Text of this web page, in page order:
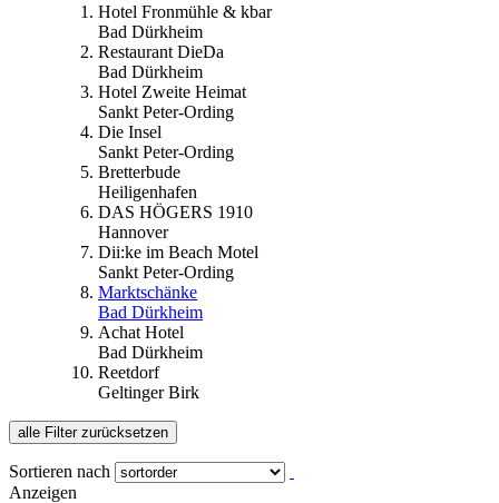
Hotel Fronmühle & kbar
Bad Dürkheim
Restaurant DieDa
Bad Dürkheim
Hotel Zweite Heimat
Sankt Peter-Ording
Die Insel
Sankt Peter-Ording
Bretterbude
Heiligenhafen
DAS HÖGERS 1910
Hannover
Dii:ke im Beach Motel
Sankt Peter-Ording
Marktschänke
Bad Dürkheim
Achat Hotel
Bad Dürkheim
Reetdorf
Geltinger Birk
alle Filter zurücksetzen
Sortieren nach
Anzeigen